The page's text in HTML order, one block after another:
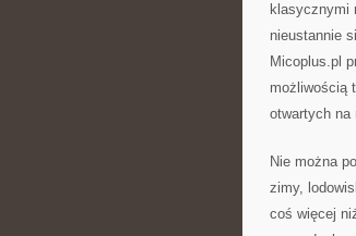
klasycznymi
nieustannie
Micoplus.pl
możliwością
otwartych na
Nie można
zimy,
coś więcej